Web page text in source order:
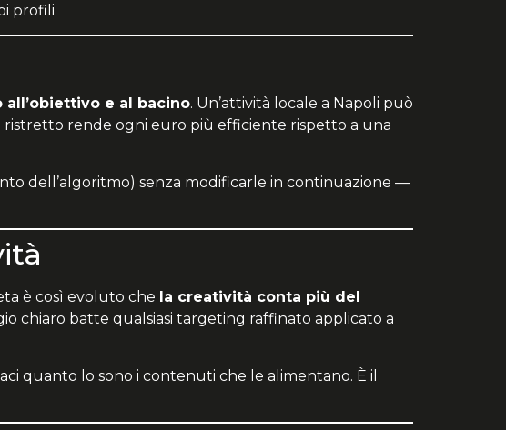
profili
e al bacino. Un’attività locale a Napoli può
rende ogni euro più efficiente rispetto a una
dell’algoritmo) senza modificarle in continuazione —
è così evoluto che la creatività conta più del
chiaro batte qualsiasi targeting raffinato applicato a
quanto lo sono i contenuti che le alimentano. È il